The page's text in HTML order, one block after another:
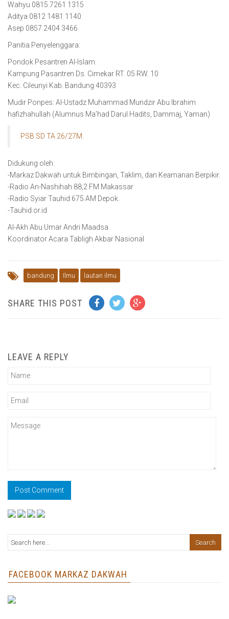
Wahyu 0815 7261 1315
Aditya 0812 1481 1140
Asep 0857 2404 3466
Panitia Penyelenggara:
Pondok Pesantren Al-Islam.
Kampung Pasantren Ds. Cimekar RT. 05 RW. 10
Kec. Cileunyi Kab. Bandung 40393
Mudir Ponpes: Al-Ustadz Muhammad Mundzir Abu Ibrahim
hafizhahullah (Alumnus Ma’had Darul Hadits, Dammaj, Yaman)
PSB SD TA 26/27M.
Didukung oleh:
-Markaz Dakwah untuk Bimbingan, Taklim, dan Keamanan Berpikir.
-Radio An-Nashihah 88,2 FM Makassar
-Radio Syiar Tauhid 675 AM Depok.
-Tauhid.or.id
Al-Akh Abu Umar Andri Maadsa
Koordinator Acara Tabligh Akbar Nasional
bandung Ilmu lautan ilmu
SHARE THIS POST
LEAVE A REPLY
FACEBOOK MARKAZ DAKWAH